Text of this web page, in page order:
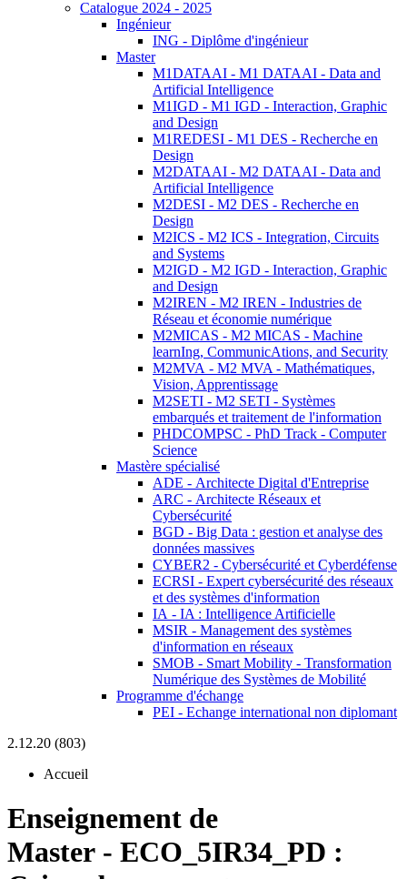
Catalogue 2024 - 2025
Ingénieur
ING - Diplôme d'ingénieur
Master
M1DATAAI - M1 DATAAI - Data and
Artificial Intelligence
M1IGD - M1 IGD - Interaction, Graphic
and Design
M1REDESI - M1 DES - Recherche en
Design
M2DATAAI - M2 DATAAI - Data and
Artificial Intelligence
M2DESI - M2 DES - Recherche en
Design
M2ICS - M2 ICS - Integration, Circuits
and Systems
M2IGD - M2 IGD - Interaction, Graphic
and Design
M2IREN - M2 IREN - Industries de
Réseau et économie numérique
M2MICAS - M2 MICAS - Machine
learnIng, CommunicAtions, and Security
M2MVA - M2 MVA - Mathématiques,
Vision, Apprentissage
M2SETI - M2 SETI - Systèmes
embarqués et traitement de l'information
PHDCOMPSC - PhD Track - Computer
Science
Mastère spécialisé
ADE - Architecte Digital d'Entreprise
ARC - Architecte Réseaux et
Cybersécurité
BGD - Big Data : gestion et analyse des
données massives
CYBER2 - Cybersécurité et Cyberdéfense
ECRSI - Expert cybersécurité des réseaux
et des systèmes d'information
IA - IA : Intelligence Artificielle
MSIR - Management des systèmes
d'information en réseaux
SMOB - Smart Mobility - Transformation
Numérique des Systèmes de Mobilité
Programme d'échange
PEI - Echange international non diplomant
2.12.20 (803)
Accueil
Enseignement de
Master - ECO_5IR34_PD :